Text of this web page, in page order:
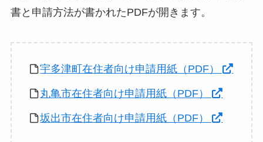
書と申請方法が書かれたPDFが開きます。
宇多津町在住者向け申請用紙（PDF）
丸亀市在住者向け申請用紙（PDF）
坂出市在住者向け申請用紙（PDF）